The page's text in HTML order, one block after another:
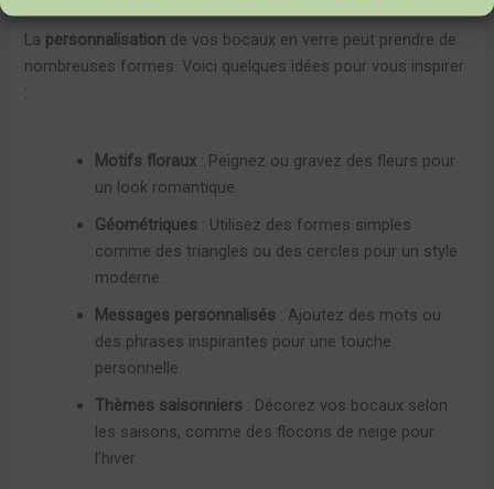
La personnalisation de vos bocaux en verre peut prendre de
nombreuses formes. Voici quelques idées pour vous inspirer
:
Motifs floraux : Peignez ou gravez des fleurs pour
un look romantique.
Géométriques : Utilisez des formes simples
comme des triangles ou des cercles pour un style
moderne.
Messages personnalisés : Ajoutez des mots ou
des phrases inspirantes pour une touche
personnelle.
Thèmes saisonniers : Décorez vos bocaux selon
les saisons, comme des flocons de neige pour
l’hiver.